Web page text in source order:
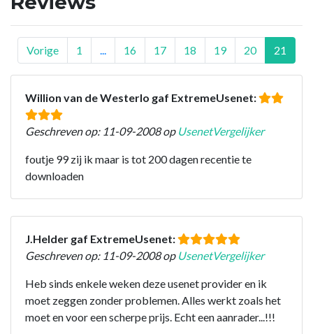
Vorige 1 16 17 18 19 20 21
Willion van de Westerlo gaf ExtremeUsenet:
Geschreven op: 11-09-2008 op UsenetVergelijker
foutje 99 zij ik maar is tot 200 dagen recentie te
downloaden
J.Helder gaf ExtremeUsenet:
Geschreven op: 11-09-2008 op UsenetVergelijker
Heb sinds enkele weken deze usenet provider en ik
moet zeggen zonder problemen. Alles werkt zoals het
moet en voor een scherpe prijs. Echt een aanrader...!!!